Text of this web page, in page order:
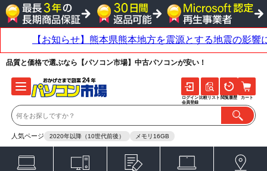
品質と価格で選ぶなら【パソコン市場】中古パソコンが安い！
人気ページ 2020年以降（10世代前後） メモリ16GB
ログイン
会員登録
比較リスト 閲覧履歴 カート